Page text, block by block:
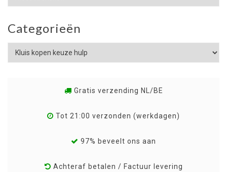
Categorieën
Gratis verzending NL/BE
Tot 21:00 verzonden (werkdagen)
97% beveelt ons aan
Achteraf betalen / Factuur levering